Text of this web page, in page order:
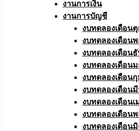
งานการเงิน
งานการบัญชี
งบทดลองเดือน
งบทดลองเดือน
งบทดลองเดือน
งบทดลองเดือน
งบทดลองเดือน
งบทดลองเดือน
งบทดลองเดือน
งบทดลองเดือน
งบทดลองเดือน